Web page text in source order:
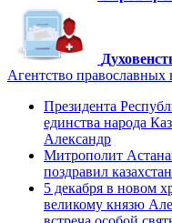
Агентство православных
Президента
единства народа
Александр
Митрополит
поздравил
5 декабря в новом
великому князю